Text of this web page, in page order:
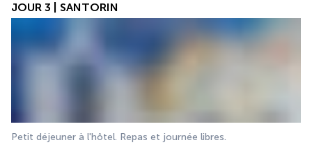
JOUR 3 | SANTORIN
Petit déjeuner à l'hôtel. Repas et journée libres.